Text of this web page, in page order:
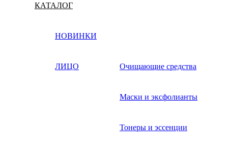
КАТАЛОГ
НОВИНКИ
ЛИЦО Очищающие средства
Маски и эксфолианты
Тонеры и эссенции